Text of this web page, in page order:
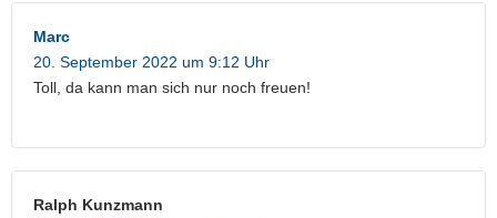
Marc
20. September 2022 um 9:12 Uhr
Toll, da kann man sich nur noch freuen!
Ralph Kunzmann